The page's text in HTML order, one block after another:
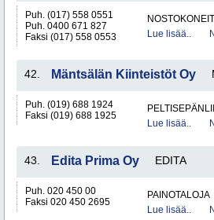
Puh. (017) 558 0551
Puh. 0400 671 827
Faksi (017) 558 0553
Lue lisää..
42. Mäntsälän Kiinteistöt Oy
Puh. (019) 688 1924
Faksi (019) 688 1925
Lue lisää..
43. Edita Prima Oy EDITA
Puh. 020 450 00
Faksi 020 450 2695
PAINOTALOJA
Lue lisää..